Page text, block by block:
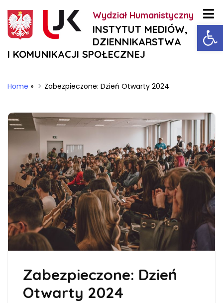
Wydział Humanistyczny
INSTYTUT MEDIÓW,
DZIENNIKARSTWA
I KOMUNIKACJI SPOŁECZNEJ
Home » Zabezpieczone: Dzień Otwarty 2024
Zabezpieczone: Dzień
Otwarty 2024